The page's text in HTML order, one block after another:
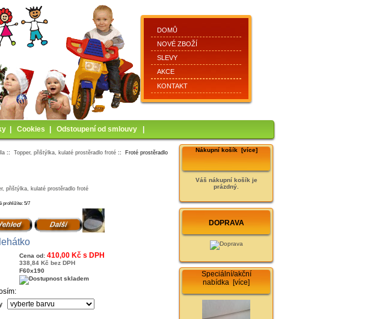
DOMŮ
NOVÉ ZBOŽÍ
SLEVY
AKCE
KONTAKT
Cookies Odstoupení od smlouvy
::Topper, přištýlka, kulaté prostěradlo froté :: Froté prostěradlo
přištýlka, kulaté prostěradlo froté
prohlížíte: 5/7
Cena od:410,00 Kč s DPH
338,84 Kč bez DPH
F60x190
Nákupní košík [více]
Váš nákupní košík je
prázdný.
DOPRAVA
Speciální/akční
nabídka [více]